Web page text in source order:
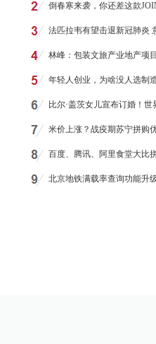
倒春寒来袭，你还差这款
法匹拉韦有望击退新冠肺炎
林峰：包装文旅产业地产项
年轻人创业，为啥没人选制
比尔·盖茨女儿宣布订婚！
米价上涨？战疫期苏宁拼购
百度、腾讯、阿里食堂大比
北京地铁满载率查询功能升